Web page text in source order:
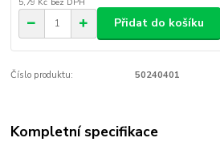
Přidat do košíku
Číslo produktu: 50240401
Kompletní specifikace